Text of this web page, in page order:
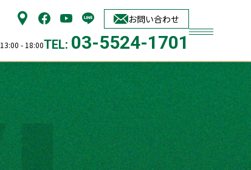
お問い合わせ
- 18:00TEL: 03-5524-1701